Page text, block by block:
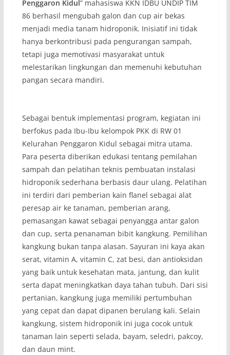
Penggaron Kidul” mahasiswa KKN IDBU UNDIP TIM
86 berhasil mengubah galon dan cup air bekas
menjadi media tanam hidroponik. Inisiatif ini tidak
hanya berkontribusi pada pengurangan sampah,
tetapi juga memotivasi masyarakat untuk
melestarikan lingkungan dan memenuhi kebutuhan
pangan secara mandiri.
Sebagai bentuk implementasi program, kegiatan ini
berfokus pada Ibu-Ibu kelompok PKK di RW 01
Kelurahan Penggaron Kidul sebagai mitra utama.
Para peserta diberikan edukasi tentang pemilahan
sampah dan pelatihan teknis pembuatan instalasi
hidroponik sederhana berbasis daur ulang. Pelatihan
ini terdiri dari pemberian kain flanel sebagai alat
peresap air ke tanaman, pemberian arang,
pemasangan kawat sebagai penyangga antar galon
dan cup, serta penanaman bibit kangkung. Pemilihan
kangkung bukan tanpa alasan. Sayuran ini kaya akan
serat, vitamin A, vitamin C, zat besi, dan antioksidan
yang baik untuk kesehatan mata, jantung, dan kulit
serta dapat meningkatkan daya tahan tubuh. Dari sisi
pertanian, kangkung juga memiliki pertumbuhan
yang cepat dan dapat dipanen berulang kali. Selain
kangkung, sistem hidroponik ini juga cocok untuk
tanaman lain seperti selada, bayam, seledri, pakcoy,
dan daun mint.